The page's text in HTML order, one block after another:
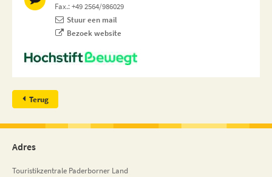
Fax.: +49 2564/986029
Stuur een mail
Bezoek website
Terug
Adres
Touristikzentrale Paderborner Land